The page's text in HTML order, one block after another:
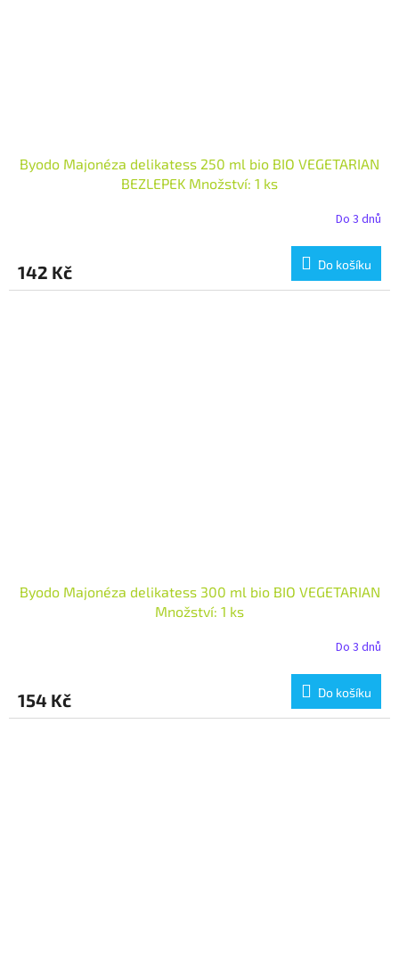
Byodo Majonéza delikatess 250 ml bio BIO VEGETARIAN
BEZLEPEK Množství: 1 ks
Do 3 dnů
142 Kč Do košíku
Byodo Majonéza delikatess 300 ml bio BIO VEGETARIAN
Množství: 1 ks
Do 3 dnů
154 Kč Do košíku